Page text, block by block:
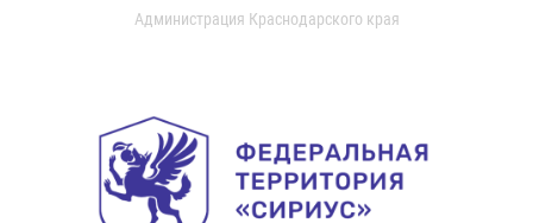
Администрация Краснодарского края